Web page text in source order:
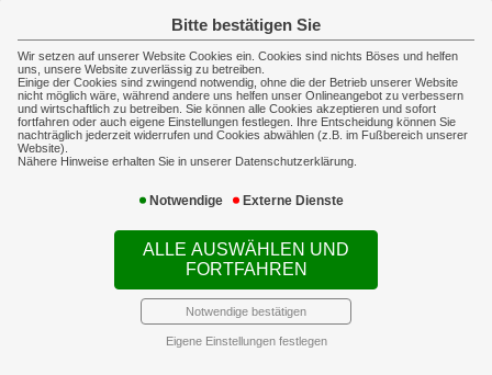
Bitte bestätigen Sie
Wir setzen auf unserer Website Cookies ein. Cookies sind nichts Böses und helfen
uns, unsere Website zuverlässig zu betreiben.
Einige der Cookies sind zwingend notwendig, ohne die der Betrieb unserer Website
nicht möglich wäre, während andere uns helfen unser Onlineangebot zu verbessern
und wirtschaftlich zu betreiben. Sie können alle Cookies akzeptieren und sofort
fortfahren oder auch eigene Einstellungen festlegen. Ihre Entscheidung können Sie
nachträglich jederzeit widerrufen und Cookies abwählen (z.B. im Fußbereich unserer
Website).
Nähere Hinweise erhalten Sie in unserer Datenschutzerklärung.
Notwendige Externe Dienste
ALLE AUSWÄHLEN UND
FORTFAHREN
Notwendige bestätigen
Eigene Einstellungen festlegen
Tel: 07161/982080, Fax: 07161/9820815
E-Mail: info@ovs-eisele.de
Öffnungszeiten:
Montag, Dienstag, Mittwoch und Freitag
von 8 Uhr bis 12 Uhr und von 13 bis 17 Uhr,
Donnerstags bis 18.30 Uhr
Kfz-Versicherung
berechnen